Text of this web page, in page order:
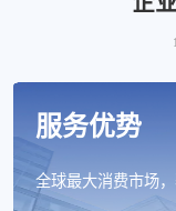
服务优势
全球最大消费市场